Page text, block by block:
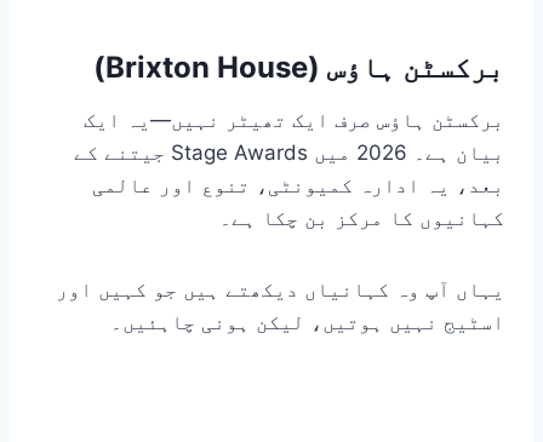
برکسٹن ہاؤس (Brixton House)
برکسٹن ہاؤس صرف ایک تھیٹر نہیں—یہ ایک
بیان ہے۔ 2026 میں Stage Awards جیتنے کے
بعد، یہ ادارہ کمیونٹی، تنوع اور عالمی
کہانیوں کا مرکز بن چکا ہے۔
یہاں آپ وہ کہانیاں دیکھتے ہیں جو کہیں اور
اسٹیج نہیں ہوتیں، لیکن ہونی چاہئیں۔